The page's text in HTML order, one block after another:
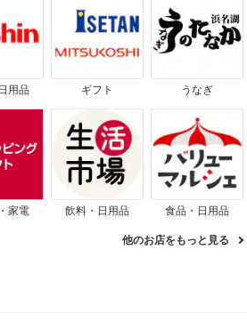
用品 ギフト うなぎ
家電 飲料・日用品 食品・日用品
他のお店をもっと見る